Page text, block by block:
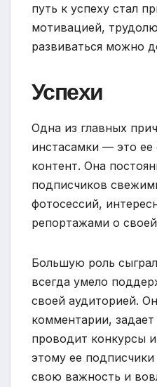
путь к успеху стал
мотивацией,
развиваться можно
Успехи
Одна из главных
инстасамки — это ее
контент. Она
подписчиков
фотосессий,
репортажами о
Большую роль
всегда умело
своей аудиторией.
комментарии,
проводит конкурсы
этому ее
свою важность и